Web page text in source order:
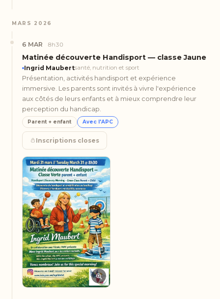
MARS 2026
6 MAR 8h30
Matinée découverte Handisport — classe Jaune
Ingrid Maubertsanté, nutrition et sport
Présentation, activités handisport et expérience
immersive. Les parents sont invités à vivre l'expérience
aux côtés de leurs enfants et à mieux comprendre leur
perception du handicap.
Parent + enfant Avec l'APC
Inscriptions closes